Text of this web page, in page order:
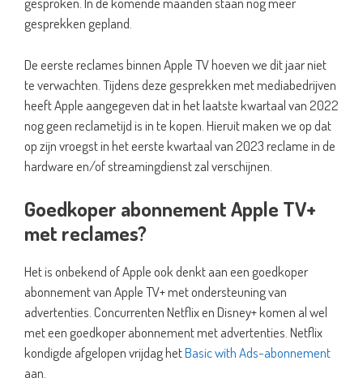
gesprekken gepland.
De eerste reclames binnen Apple TV hoeven we dit jaar niet
te verwachten. Tijdens deze gesprekken met mediabedrijven
heeft Apple aangegeven dat in het laatste kwartaal van 2022
nog geen reclametijd is in te kopen. Hieruit maken we op dat
op zijn vroegst in het eerste kwartaal van 2023 reclame in de
hardware en/of streamingdienst zal verschijnen.
Goedkoper abonnement Apple TV+
met reclames?
Het is onbekend of Apple ook denkt aan een goedkoper
abonnement van Apple TV+ met ondersteuning van
advertenties. Concurrenten Netflix en Disney+ komen al wel
met een goedkoper abonnement met advertenties. Netflix
kondigde afgelopen vrijdag hetBasic with Ads-abonnement
aan.